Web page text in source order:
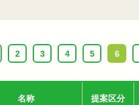
2 3 4 5 6
名称 提案区分